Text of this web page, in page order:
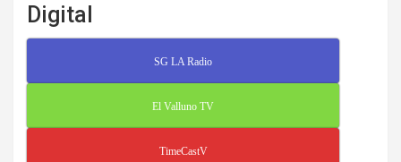
Digital
SG LA Radio
El Valluno TV
TimeCastV